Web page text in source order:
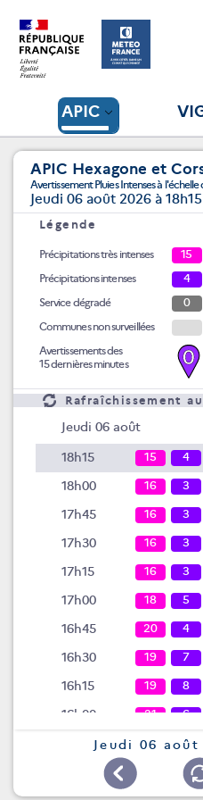
APIC
APIC Hexagone et
Avertissement Pluies Intenses à
Jeudi 06 août 2026 à 18h15
Légende
Précipitations très intenses 15
Précipitations intenses
4
Service dégradé
0
Communes non surveillées
Avertissements des
15 dernières minutes
0
Rafraîchissement
Jeudi 06 août
18h15 15 4
18h00 16 3
17h45 16 3
17h30 16 3
17h15 16 3
17h00 18 5
16h45 20 4
16h30 19 7
16h15 19 8
16h00 21 6
15h45 22 6
7
Jeudi 06 août